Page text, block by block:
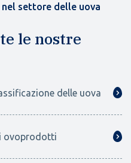
settore delle uova
le nostre
delle uova
ovoprodotti